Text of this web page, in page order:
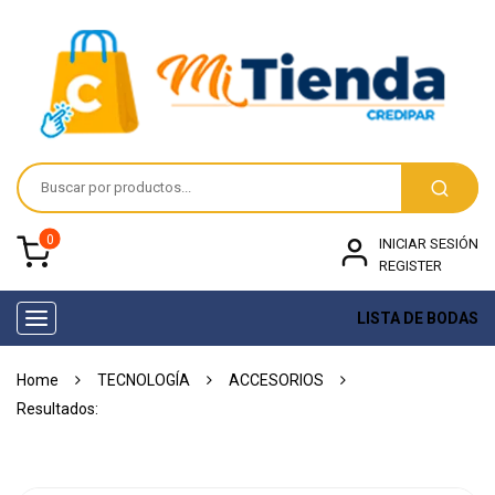
0
INICIAR SESIÓN
REGISTER
Toggle
navigation
LISTA DE BODAS
Home TECNOLOGÍA ACCESORIOS